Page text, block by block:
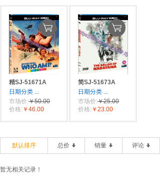
精SJ-51671A
日期分类 ...
市场价:￥50.00
价格: ￥46.00
简SJ-51673A
日期分类 ...
市场价:￥25.00
价格: ￥23.00
默认排序 总价 销量 评论
暂无相关记录！